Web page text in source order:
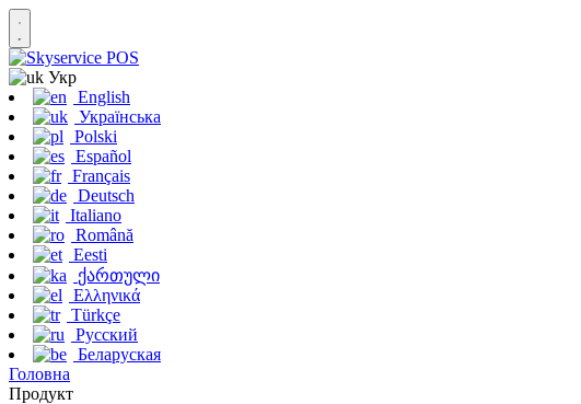
Укр
English
Українська
Polski
Español
Français
Deutsch
Italiano
Română
Eesti
ქართული
Ελληνικά
Türkçe
Русский
Беларуская
Головна
Продукт